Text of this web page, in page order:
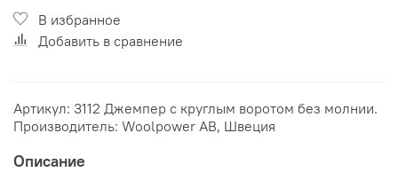
В избранное
Добавить в сравнение
Артикул: 3112 Джемпер с круглым воротом без молнии.
Производитель: Woolpower AB, Швеция
Описание